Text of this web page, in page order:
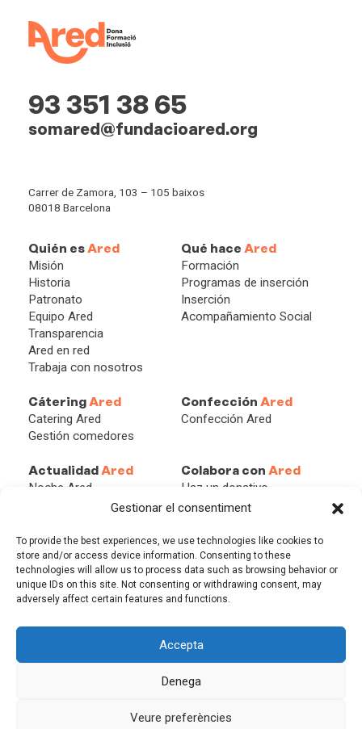
Gestionar el consentiment
To provide the best experiences, we use technologies like cookies to
store and/or access device information. Consenting to these
technologies will allow us to process data such as browsing behavior or
unique IDs on this site. Not consenting or withdrawing consent, may
adversely affect certain features and functions.
Accepta
Denega
Veure preferències
93 351 38 65
somared@fundacioared.org
Carrer de Zamora, 103 – 105 baixos
08018 Barcelona
Quién es Ared
Misión
Historia
Patronato
Equipo Ared
Transparencia
Ared en red
Trabaja con nosotros
Qué hace Ared
Formación
Programas de inserción
Inserción
Acompañamiento Social
CáteringAred
Catering Ared
Gestión comedores
Confección Ared
Confección Ared
ActualidadAred
Noche Ared
Colabora con Ared
Haz un donativo
Becas Ared
Empresa solidaria
Persona solidaria
Herencias y Legados
©2026 FUNDACIÓ ARED
POLÍTICA DE PRIVACIDAD